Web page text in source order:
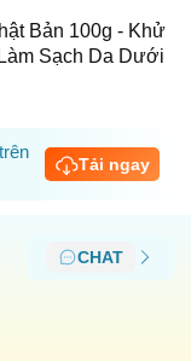
Bản 100g - Khử
Sạch Da Dưới
Tải ngay
CHAT